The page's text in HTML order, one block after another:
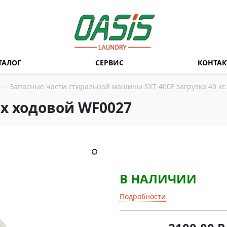
СЕРВИС
— Запасные части стиральной машины SXT-400F загрузка 40 кг.
ходовой WF0027
В НАЛИЧИИ
Подробности